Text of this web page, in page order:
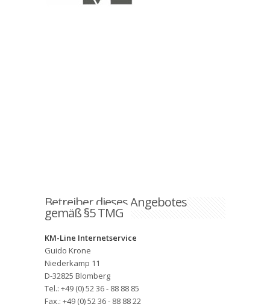
Betreiber dieses Angebotes
gemäß §5 TMG
KM-Line Internetservice
Guido Krone
Niederkamp 11
D-32825 Blomberg
Tel.: +49 (0) 52 36 - 88 88 85
Fax.: +49 (0) 52 36 - 88 88 22